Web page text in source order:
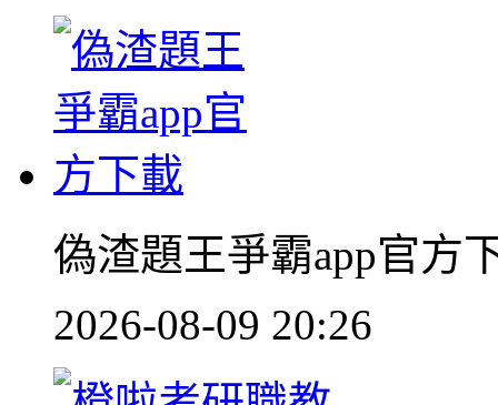
偽渣題王爭霸app官方
2026-08-09 20:26